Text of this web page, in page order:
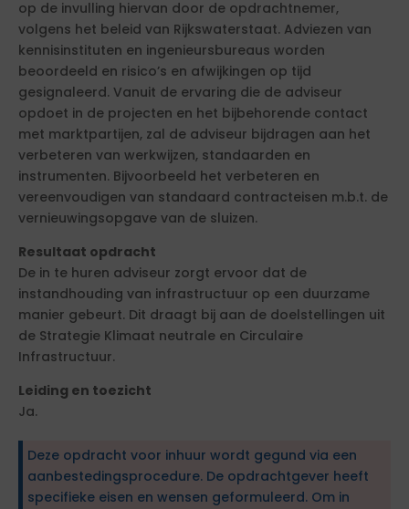
op de invulling hiervan door de opdrachtnemer,
volgens het beleid van Rijkswaterstaat. Adviezen van
kennisinstituten en ingenieursbureaus worden
beoordeeld en risico’s en afwijkingen op tijd
gesignaleerd. Vanuit de ervaring die de adviseur
opdoet in de projecten en het bijbehorende contact
met marktpartijen, zal de adviseur bijdragen aan het
verbeteren van werkwijzen, standaarden en
instrumenten. Bijvoorbeeld het verbeteren en
vereenvoudigen van standaard contracteisen m.b.t. de
vernieuwingsopgave van de sluizen.
Resultaat opdracht
De in te huren adviseur zorgt ervoor dat de
instandhouding van infrastructuur op een duurzame
manier gebeurt. Dit draagt bij aan de doelstellingen uit
de Strategie Klimaat neutrale en Circulaire
Infrastructuur.
Leiding en toezicht
Ja.
Deze opdracht voor inhuur wordt gegund via een
aanbestedingsprocedure. De opdrachtgever heeft
specifieke eisen en wensen geformuleerd. Om in